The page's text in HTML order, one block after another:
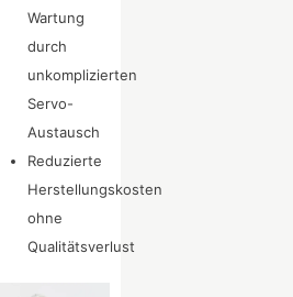
Wartung
durch
unkomplizierten
Servo-
Austausch
Reduzierte
Herstellungskosten
ohne
Qualitätsverlust